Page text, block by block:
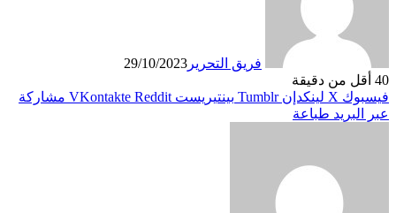
فريق التحرير 29/10/2023
40 أقل من دقيقة
فيسبوك X لينكدإن بينتيريست
مشاركة
عبر البريد طباعة